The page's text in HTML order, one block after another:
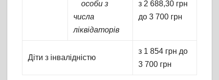
особи з
числа
ліквідаторів
з 2 688,30 грн
до 3 700 грн
Діти з інвалідністю
з 1 854 грн до
3 700 грн